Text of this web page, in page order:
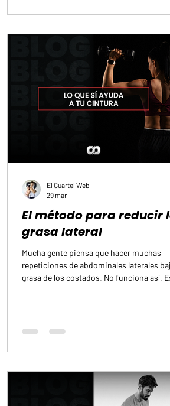
asegurar una calidad de vida superior,
actuando directamente sobre los
El método para reducir
grasa lateral
Mucha gente piensa que hacer muchas
repeticiones de abdominales laterales
grasa de los costados. No funciona así.
encima se vaya solo por mover esa parte
cuerpo. La grasa no se quema por zonas
forma general. Cuando empiezas a perder
de los brazos o de las piernas. Eso depen
El Cuartel Web
29 mar